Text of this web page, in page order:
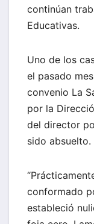
continúan
Educativas.
Uno de los
el pasado
convenio La
por la
del director
sido absuelto.
conformado
estableció